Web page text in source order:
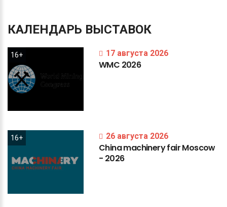
КАЛЕНДАРЬ ВЫСТАВОК
16+ 17 августа 2026
WMC 2026
16+ 26 августа 2026
ChinamachineryfairMoscow
- 2026